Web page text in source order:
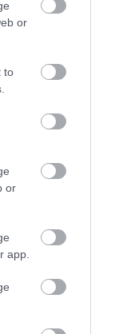
or
to
or
app.
Pisciadù.
șosea, astfel
orașe